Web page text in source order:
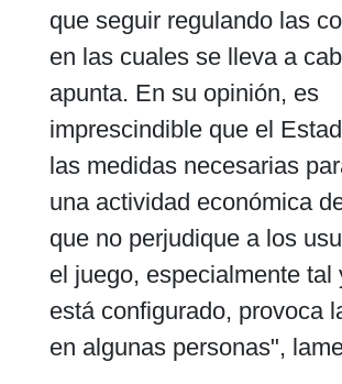
que seguir regulando las
en las cuales se lleva a
apunta. En su opinión, es
imprescindible que el
las medidas necesarias
una actividad económica
que no perjudique a los
el juego, especialmente tal
está configurado, provoca
en algunas personas",